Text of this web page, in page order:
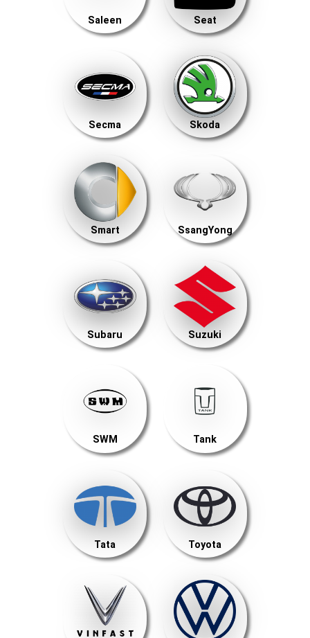
Saleen Seat
Secma Skoda
Smart SsangYong
Subaru Suzuki
SWM Tank
Tata Toyota